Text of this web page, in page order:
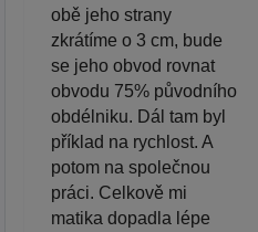
obě jeho strany
zkrátíme o 3 cm, bude
se jeho obvod rovnat
obvodu 75% původního
obdélniku. Dál tam byl
příklad na rychlost. A
potom na společnou
práci. Celkově mi
matika dopadla lépe